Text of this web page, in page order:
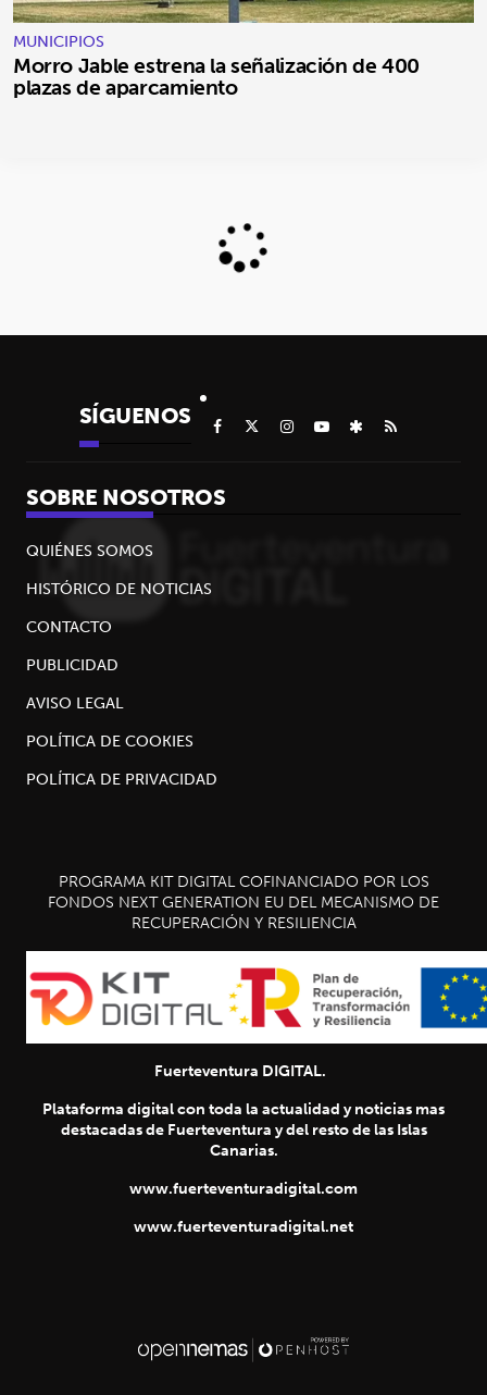
MUNICIPIOS
Morro Jable estrena la señalización de 400
plazas de aparcamiento
SÍGUENOS
SOBRE NOSOTROS
QUIÉNES SOMOS
HISTÓRICO DE NOTICIAS
CONTACTO
PUBLICIDAD
AVISO LEGAL
POLÍTICA DE COOKIES
POLÍTICA DE PRIVACIDAD
PROGRAMA KIT DIGITAL COFINANCIADO POR LOS
FONDOS NEXT GENERATION EU DEL MECANISMO DE
RECUPERACIÓN Y RESILIENCIA
Fuerteventura DIGITAL.
Plataforma digital con toda la actualidad y noticias mas
destacadas de Fuerteventura y del resto de las Islas
Canarias.
www.fuerteventuradigital.com
www.fuerteventuradigital.net